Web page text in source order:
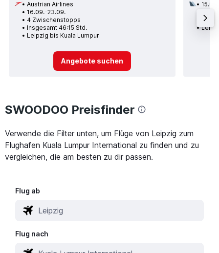
Austrian Airlines
16.09.-23.09.
4 Zwischenstopps
Insgesamt 46:15 Std.
Leipzig bis Kuala Lumpur
Angebote suchen
15.08.
SWOODOO Preisfinder
Verwende die Filter unten, um Flüge von Leipzig zum
Flughafen Kuala Lumpur International zu finden und zu
vergleichen, die am besten zu dir passen.
Flug ab
Flug nach